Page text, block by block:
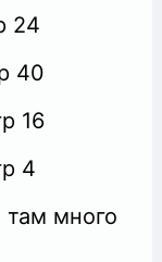
24
40
16
4
много